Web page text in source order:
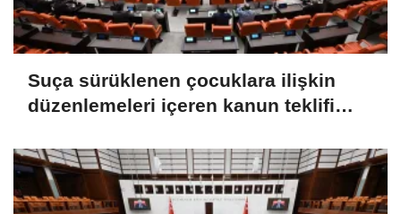
Suça sürüklenen çocuklara ilişkin
düzenlemeleri içeren kanun teklifi